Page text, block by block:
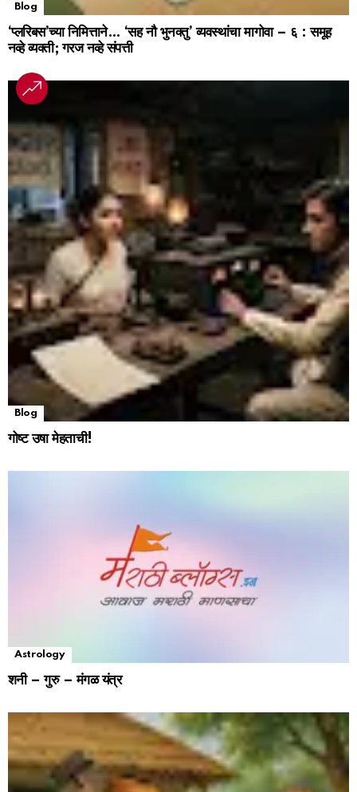
Blog
‘प्लरिबस’च्या निमित्ताने… ‘सह नौ भुनक्तु’ व्यवस्थांचा मागोवा – ६ : समूह
नव्हे व्यक्ती; गरज नव्हे संपत्ती
Blog
गोष्ट उषा मेहताची!
Astrology
शनी – गुरु – मंगळ यंत्र